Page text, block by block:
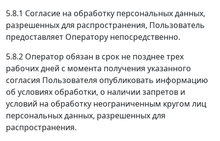
5.8.1 Согласие на обработку персональных данных,
разрешенных для распространения, Пользователь
предоставляет Оператору непосредственно.
5.8.2 Оператор обязан в срок не позднее трех
рабочих дней с момента получения указанного
согласия Пользователя опубликовать информацию
об условиях обработки, о наличии запретов и
условий на обработку неограниченным кругом лиц
персональных данных, разрешенных для
распространения.